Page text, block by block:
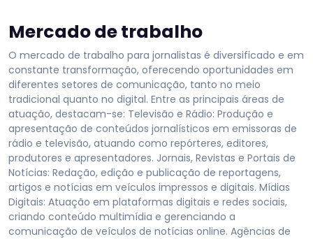
Mercado de trabalho
O mercado de trabalho para jornalistas é diversificado e em
constante transformação, oferecendo oportunidades em
diferentes setores de comunicação, tanto no meio
tradicional quanto no digital. Entre as principais áreas de
atuação, destacam-se: Televisão e Rádio: Produção e
apresentação de conteúdos jornalísticos em emissoras de
rádio e televisão, atuando como repórteres, editores,
produtores e apresentadores. Jornais, Revistas e Portais de
Notícias: Redação, edição e publicação de reportagens,
artigos e notícias em veículos impressos e digitais. Mídias
Digitais: Atuação em plataformas digitais e redes sociais,
criando conteúdo multimídia e gerenciando a
comunicação de veículos de notícias online. Agências de